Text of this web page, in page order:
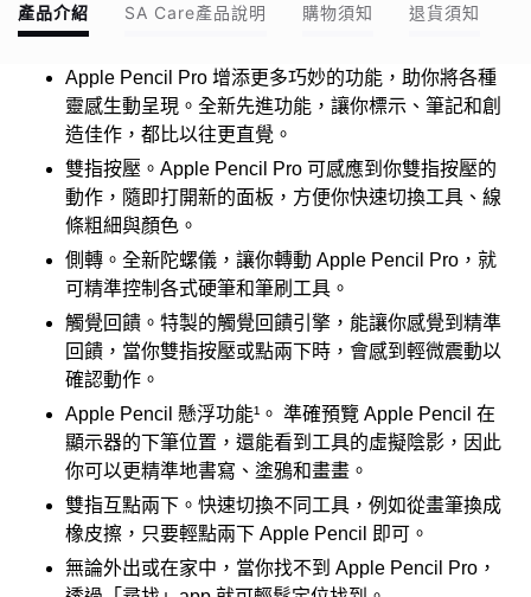
產品介紹 SA Care產品說明 購物須知 退貨須知
Apple Pencil Pro 增添更多巧妙的功能，助你將各種
靈感生動呈現。全新先進功能，讓你標示、筆記和創
造佳作，都比以往更直覺。
雙指按壓。Apple Pencil Pro 可感應到你雙指按壓的
動作，隨即打開新的面板，方便你快速切換工具、線
條粗細與顏色。
側轉。全新陀螺儀，讓你轉動 Apple Pencil Pro，就
可精準控制各式硬筆和筆刷工具。
觸覺回饋。特製的觸覺回饋引擎，能讓你感覺到精準
回饋，當你雙指按壓或點兩下時，會感到輕微震動以
確認動作。
Apple Pencil 懸浮功能¹。 準確預覽 Apple Pencil 在
顯示器的下筆位置，還能看到工具的虛擬陰影，因此
你可以更精準地書寫、塗鴉和畫畫。
雙指互點兩下。快速切換不同工具，例如從畫筆換成
橡皮擦，只要輕點兩下 Apple Pencil 即可。
無論外出或在家中，當你找不到 Apple Pencil Pro，